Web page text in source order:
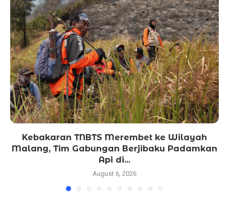
Kebakaran TNBTS Merembet ke Wilayah
Malang, Tim Gabungan Berjibaku Padamkan
Api di...
August 6, 2026